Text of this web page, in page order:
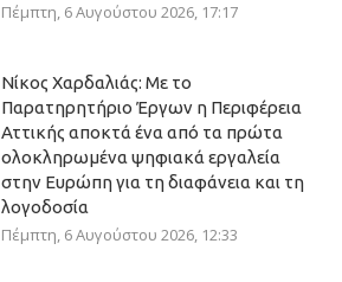
Πέμπτη, 6 Αυγούστου 2026, 17:17
Νίκος Χαρδαλιάς: Με το
Παρατηρητήριο Έργων η Περιφέρεια
Αττικής αποκτά ένα από τα πρώτα
ολοκληρωμένα ψηφιακά εργαλεία
στην Ευρώπη για τη διαφάνεια και τη
λογοδοσία
Πέμπτη, 6 Αυγούστου 2026, 12:33